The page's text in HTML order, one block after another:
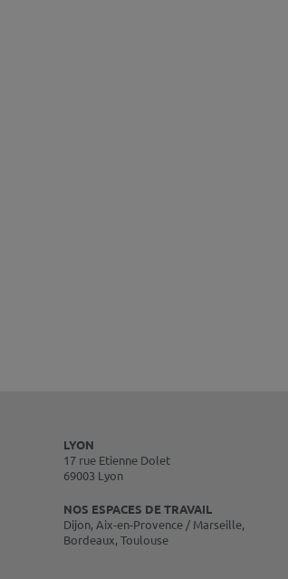
LYON
17 rue Etienne Dolet
69003 Lyon
NOS ESPACES DE TRAVAIL
Dijon, Aix-en-Provence / Marseille,
Bordeaux, Toulouse